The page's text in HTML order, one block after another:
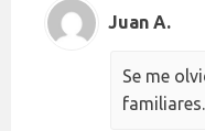
Juan A.
Se me
familiares.